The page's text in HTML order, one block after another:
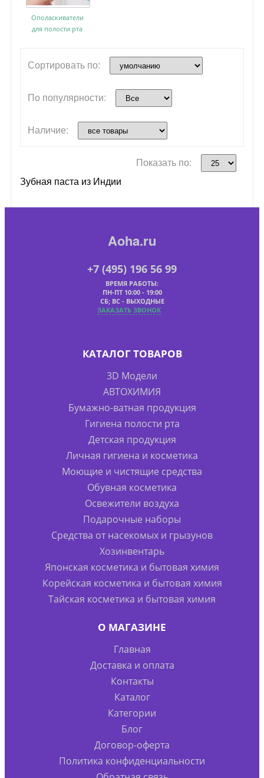
Ополаскиватели
для полости рта
Сортировать по:
По популярности:
Наличие:
Показать по:
Зубная паста из Индии
Aoha.ru
+7 (495) 196 56 99
ВРЕМЯ РАБОТЫ:
ПН-ПТ 10:00 - 19:00
СБ; ВС - ВЫХОДНЫЕ
ЗАКАЗАТЬ ЗВОНОК
КАТАЛОГ ТОВАРОВ
3D Модели
АВТОХИМИЯ
Бумажно-ватная продукция
Гигиена полости рта
Детская продукция
Личная гигиена и косметика
Моющие и чистящие средства
Обувная косметика
Освежители воздуха
Подарочные наборы
Средства от насекомых и грызунов
Хозинвентарь
Японская косметика и бытовая химия
Корейская косметика и бытовая химия
Тайская косметика и бытовая химия
О МАГАЗИНЕ
Главная
Доставка и оплата
Контакты
Каталог
Категории
Блог
Договор-оферта
Политика конфиденциальности